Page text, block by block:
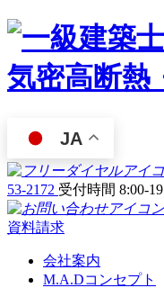
JA
53-2172 受付時間 8:00-
資料請求
会社案内
M.A.Dコンセプト